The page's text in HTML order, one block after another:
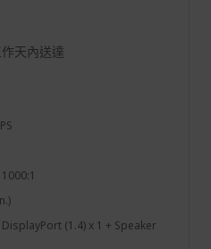
天內送達
(1.4) x 1 + Speaker